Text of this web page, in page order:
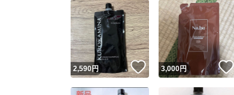
2,590円 いいね！
3,000円